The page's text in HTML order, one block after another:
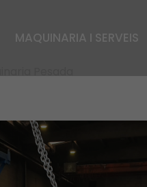
MAQUINARIA I SERVEIS